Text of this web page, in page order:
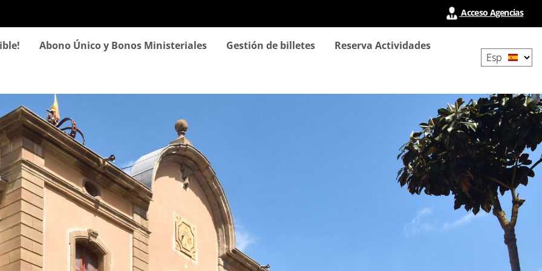
contenido
Acceso Agencias
Abono Único y Bonos Ministeriales Gestión de billetes
Reserva Actividades
your